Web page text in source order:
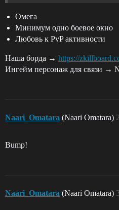
Омега
Минимум одно боевое окно
Любовь к PvP активности
Наша борда → https://
Ингейм персонаж для связи →
Naari_Omatara (Naari Omatara) 2
Bump!
Naari_Omatara (Naari Omatara) 3